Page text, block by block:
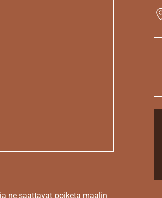
ne saattavat poiketa maalin